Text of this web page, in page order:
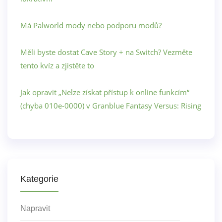
Má Palworld mody nebo podporu modů?
Měli byste dostat Cave Story + na Switch? Vezměte
tento kvíz a zjistěte to
Jak opravit „Nelze získat přístup k online funkcím“
(chyba 010e-0000) v Granblue Fantasy Versus: Rising
Kategorie
Napravit